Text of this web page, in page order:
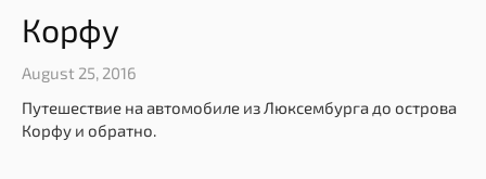
Корфу
August 25, 2016
Путешествие на автомобиле из Люксембурга до острова
Корфу и обратно.